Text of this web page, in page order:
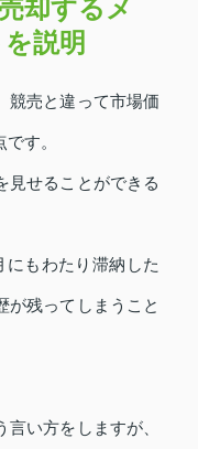
却するメ
説明
競売と違って市場価
す。
見せることができる
もわたり滞納した
が残ってしまうこと
い方をしますが、